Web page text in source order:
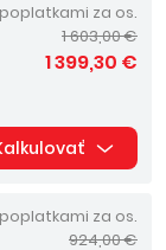
za os.
1 603,00 €
1 399,30 €
za os.
924,00 €